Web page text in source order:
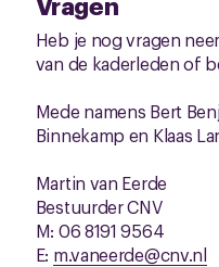
Heb je nog vragen
van de kaderleden of
Mede namens Bert
Binnekamp en Klaas
Martin van Eerde
Bestuurder CNV
M: 06 8191 9564
E: m.vaneerde@cnv.nl